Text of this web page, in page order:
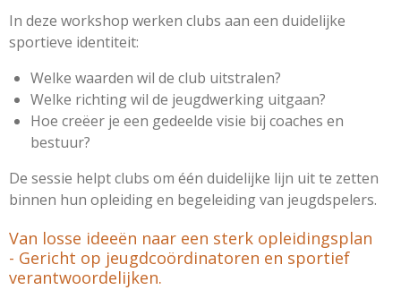
In deze workshop werken clubs aan een duidelijke
sportieve identiteit:
Welke waarden wil de club uitstralen?
Welke richting wil de jeugdwerking uitgaan?
Hoe creëer je een gedeelde visie bij coaches en
bestuur?
De sessie helpt clubs om één duidelijke lijn uit te zetten
binnen hun opleiding en begeleiding van jeugdspelers.
Van losse ideeën naar een sterk opleidingsplan
- Gericht op jeugdcoördinatoren en sportief
verantwoordelijken.